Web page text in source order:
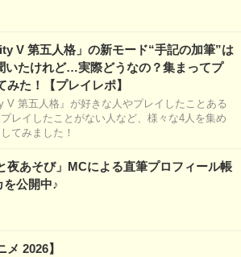
V 第五人格」の新モード“手記の加筆”は
いたけれど…実際どうなの？集まってプ
みた！【プレイレポ】
V 第五人格』が好きな人やプレイしたことある
レイしたことがない人など、様々な4人を集め
てみました！
夜あそび」MCによる直筆プロフィール帳
公開中♪
メ 2026】